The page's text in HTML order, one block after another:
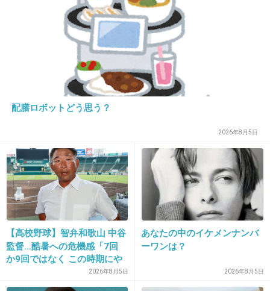
+12
2020/06/15(月) 11:40:00
「生き延びたことに罪悪感を覚える」
15. 匿名 2020/06/15(月) 11:40:02
アメリカって救急車も有料だし大変だね
2件の返信
-1
配膳ロボットどう思う？
2026年8月5日
【高校野球】智弁和歌山 中谷
監督…酷暑への危機感「7回
か9回ではなく この時期にや
るか やらないか 命の危険が
あるのではと」
2026年8月5日
あなたの中のイケメンナンバ
ーワンは？
2026年8月5日